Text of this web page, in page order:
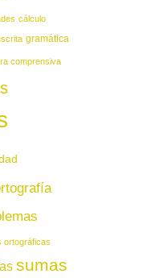
cálculo
gramática
comprensiva
ortográficas
sumas